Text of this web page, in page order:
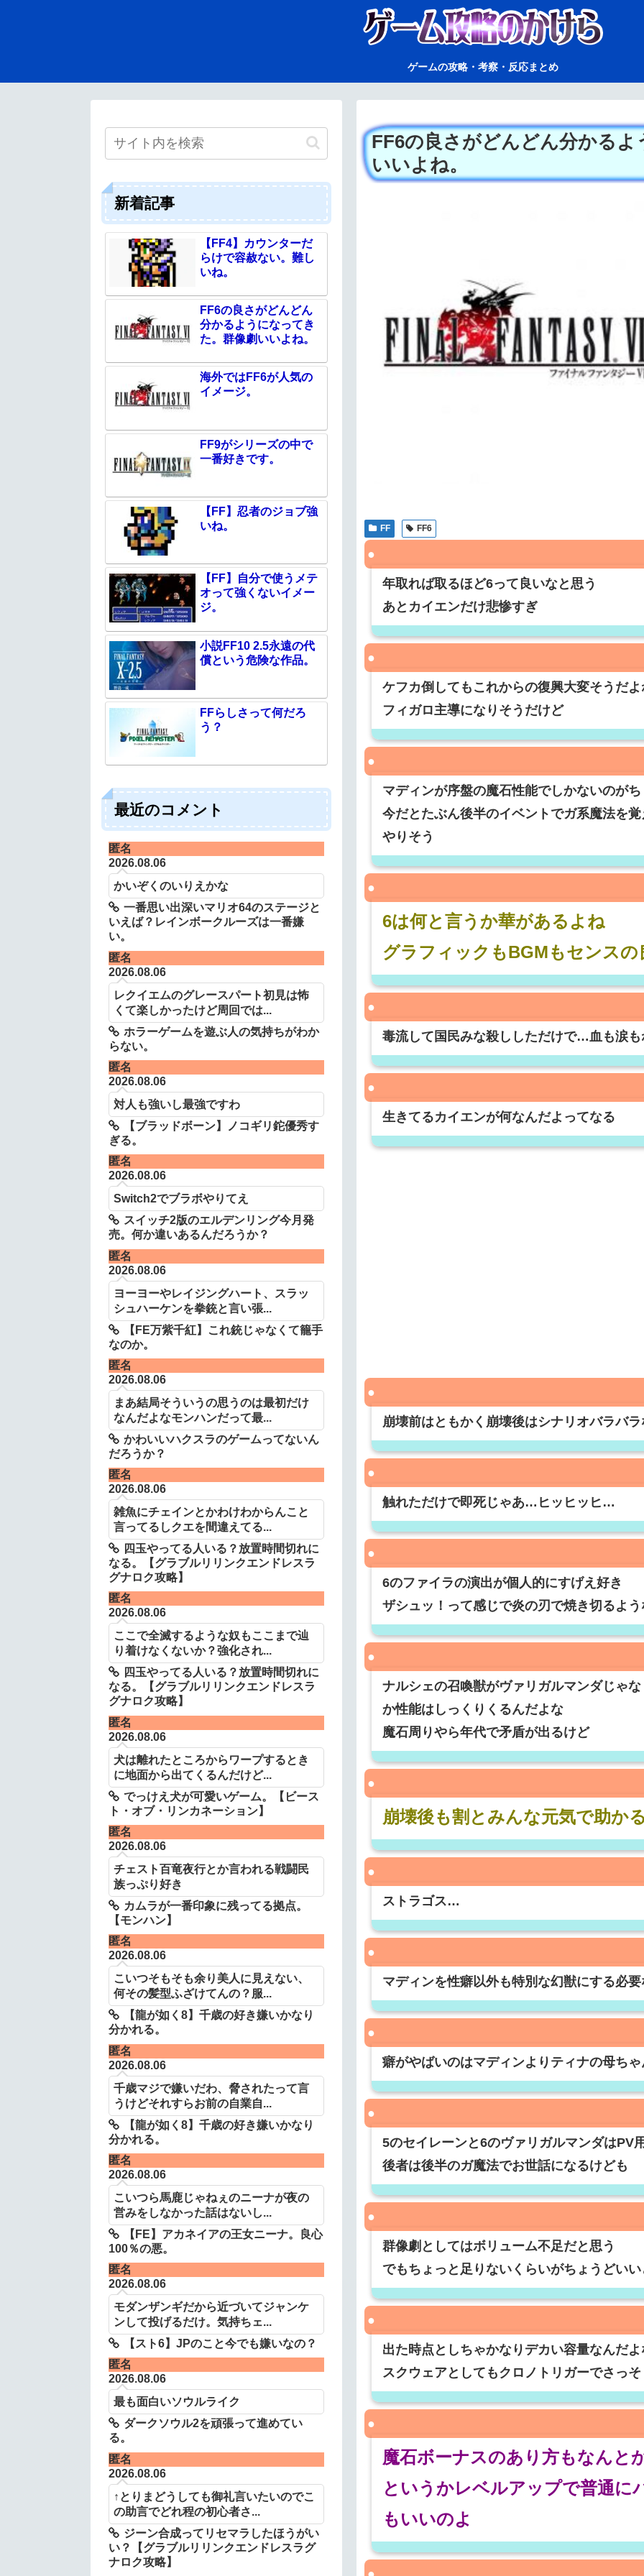
ゲームの攻略・考察・反応まとめ
FF6の良さがどんどん分かる
いいよね。
FF FF6
年取れば取るほど6って良いなと思う
あとカイエンだけ悲惨すぎ
ケフカ倒してもこれからの復興大変そうだよ
フィガロ主導になりそうだけど
マディンが序盤の魔石性能でしかないのが
今だとたぶん後半のイベントでガ系魔法を
やりそう
6は何と言うか華があるよね
グラフィックもBGMもセンス
毒流して国民みな殺ししただけで…血も涙も
生きてるカイエンが何なんだよってなる
崩壊前はともかく崩壊後はシナリオバラバ
触れただけで即死じゃあ…ヒッヒッヒ…
6のファイラの演出が個人的にすげえ好き
ザシュッ！って感じで炎の刃で焼き切るよ
ナルシェの召喚獣がヴァリガルマンダじゃ
か性能はしっくりくるんだよな
魔石周りやら年代で矛盾が出るけど
崩壊後も割とみんな元気で助か
ストラゴス…
マディンを性癖以外も特別な幻獣にする必
癖がやばいのはマディンよりティナの母ち
5のセイレーンと6のヴァリガルマンダはPV
後者は後半のガ魔法でお世話になるけども
群像劇としてはボリューム不足だと思う
でもちょっと足りないくらいがちょうどい
出た時点としちゃかなりデカい容量なんだよ
スクウェアとしてもクロノトリガーでさっ
魔石ボーナスのあり方もなんと
というかレベルアップで普通に
もいいのよ
新着記事
【FF4】カウンターだ
らけで容赦ない。難し
いね。
FF6の良さがどんどん
分かるようになってき
た。群像劇いいよね。
海外ではFF6が人気の
イメージ。
FF9がシリーズの中で
一番好きです。
【FF】忍者のジョブ強
いね。
【FF】自分で使うメテ
オって強くないイメー
ジ。
小説FF10 2.5永遠の代
償という危険な作品。
FFらしさって何だろ
う？
最近のコメント
匿名
2026.08.06
かいぞくのいりえかな
一番思い出深いマリオ64のステージと
いえば？レインボークルーズは一番嫌
い。
匿名
2026.08.06
レクイエムのグレースパート初見は怖
くて楽しかったけど周回では...
ホラーゲームを遊ぶ人の気持ちがわか
らない。
匿名
2026.08.06
対人も強いし最強ですわ
【ブラッドボーン】ノコギリ鉈優秀す
ぎる。
匿名
2026.08.06
Switch2でブラボやりてえ
スイッチ2版のエルデンリング今月発
売。何か違いあるんだろうか？
匿名
2026.08.06
ヨーヨーやレイジングハート、スラッ
シュハーケンを拳銃と言い張...
【FE万紫千紅】これ銃じゃなくて籠手
なのか。
匿名
2026.08.06
まあ結局そういうの思うのは最初だけ
なんだよなモンハンだって最...
かわいいハクスラのゲームってないん
だろうか？
匿名
2026.08.06
雑魚にチェインとかわけわからんこと
言ってるしクエを間違えてる...
四玉やってる人いる？放置時間切れに
なる。【グラブルリリンクエンドレスラ
グナロク攻略】
匿名
2026.08.06
ここで全滅するような奴もここまで辿
り着けなくないか？強化され...
四玉やってる人いる？放置時間切れに
なる。【グラブルリリンクエンドレスラ
グナロク攻略】
匿名
2026.08.06
犬は離れたところからワープするとき
に地面から出てくるんだけど...
でっけえ犬が可愛いゲーム。【ビース
ト・オブ・リンカネーション】
匿名
2026.08.06
チェスト百竜夜行とか言われる戦闘民
族っぷり好き
カムラが一番印象に残ってる拠点。
【モンハン】
匿名
2026.08.06
こいつそもそも余り美人に見えない、
何その髪型ふざけてんの？服...
【龍が如く8】千歳の好き嫌いかなり
分かれる。
匿名
2026.08.06
千歳マジで嫌いだわ、脅されたって言
うけどそれすらお前の自業自...
【龍が如く8】千歳の好き嫌いかなり
分かれる。
匿名
2026.08.06
こいつら馬鹿じゃねぇのニーナが夜の
営みをしなかった話はないし...
【FE】アカネイアの王女ニーナ。良心
100％の悪。
匿名
2026.08.06
モダンザンギだから近づいてジャンケ
ンして投げるだけ。気持ちェ...
【スト6】JPのこと今でも嫌いなの？
匿名
2026.08.06
最も面白いソウルライク
ダークソウル2を頑張って進めてい
る。
匿名
2026.08.06
↑とりまどうしても御礼言いたいのでこ
の助言でどれ程の初心者さ...
ジーン合成ってリセマラしたほうがい
い？【グラブルリリンクエンドレスラグ
ナロク攻略】